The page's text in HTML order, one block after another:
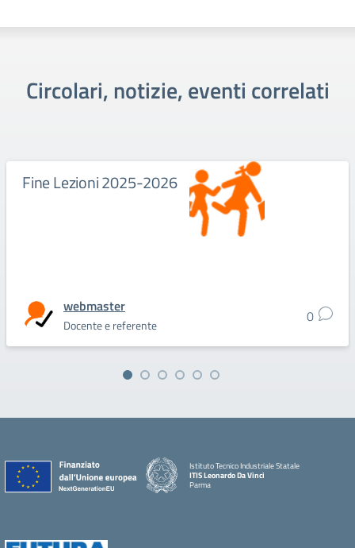
Circolari, notizie, eventi correlati
Fine Lezioni 2025-2026
webmaster
Docente e referente 0
Istituto Tecnico Industriale Statale
ITIS Leonardo Da Vinci
Parma